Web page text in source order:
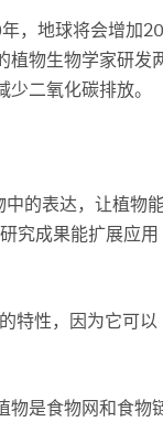
，地球将会增加20
植物生物学家研发
二氧化碳排放。
中的表达，让植物
究成果能扩展应用
特性，因为它可以
物是食物网和食物